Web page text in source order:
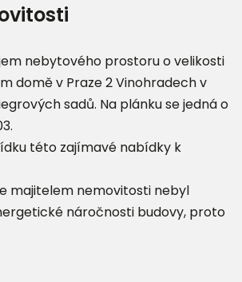
nebytového prostoru o velikosti
domě v Praze 2 Vinohradech v
sadů. Na plánku se jedná o
této zajímavé nabídky k
majitelem nemovitosti nebyl
náročnosti budovy, proto